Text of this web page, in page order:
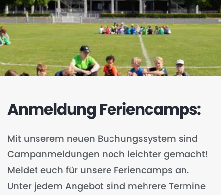
Anmeldung Feriencamps:
Mit unserem neuen Buchungssystem sind
Campanmeldungen noch leichter gemacht!
Meldet euch für unsere Feriencamps an.
Unter jedem Angebot sind mehrere Termine